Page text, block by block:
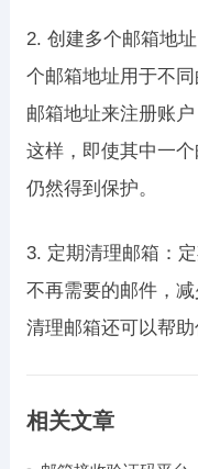
2. 创建多个邮箱地
个邮箱地址用于不
邮箱地址来注册账
这样，即使其中一
仍然得到保护。
3. 定期清理邮箱：
不再需要的邮件，
清理邮箱还可以帮助
相关文章